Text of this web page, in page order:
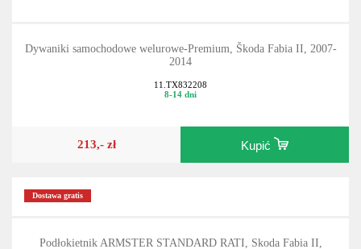
Dywaniki samochodowe welurowe-Premium, Škoda Fabia II, 2007-
2014
11.TX832208
8-14 dni
213,- zł Kupić
Dostawa gratis
Podłokietnik ARMSTER STANDARD RATI, Skoda Fabia II,